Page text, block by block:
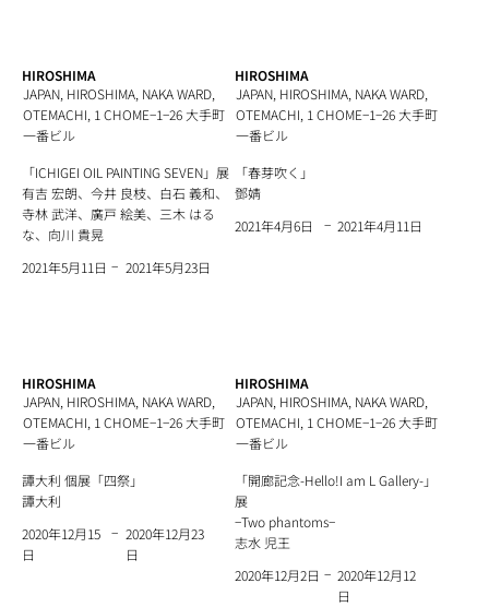
HIROSHIMA
JAPAN, HIROSHIMA, NAKA WARD,
OTEMACHI, 1 CHOME−1−26 大手町
一番ビル
「ICHIGEI OIL PAINTING SEVEN」展
有吉 宏朗、今井 良枝、白石 義和、
寺林 武洋、廣戸 絵美、三木 はる
な、向川 貴晃
2021年5月11日 − 2021年5月23日
HIROSHIMA
JAPAN, HIROSHIMA, NAKA WARD,
OTEMACHI, 1 CHOME−1−26 大手町
一番ビル
「春芽吹く」
鄧婧
2021年4月6日
− 2021年4月11日
HIROSHIMA
JAPAN, HIROSHIMA, NAKA WARD,
OTEMACHI, 1 CHOME−1−26 大手町
一番ビル
譚大利 個展「四祭」
譚大利
2020年12月15
日
− 2020年12月23
日
HIROSHIMA
JAPAN, HIROSHIMA, NAKA WARD,
OTEMACHI, 1 CHOME−1−26 大手町
一番ビル
「開廊記念-Hello!I am L Gallery-」
展
−Two phantoms−
志水 児王
2020年12月2日 − 2020年12月12
日